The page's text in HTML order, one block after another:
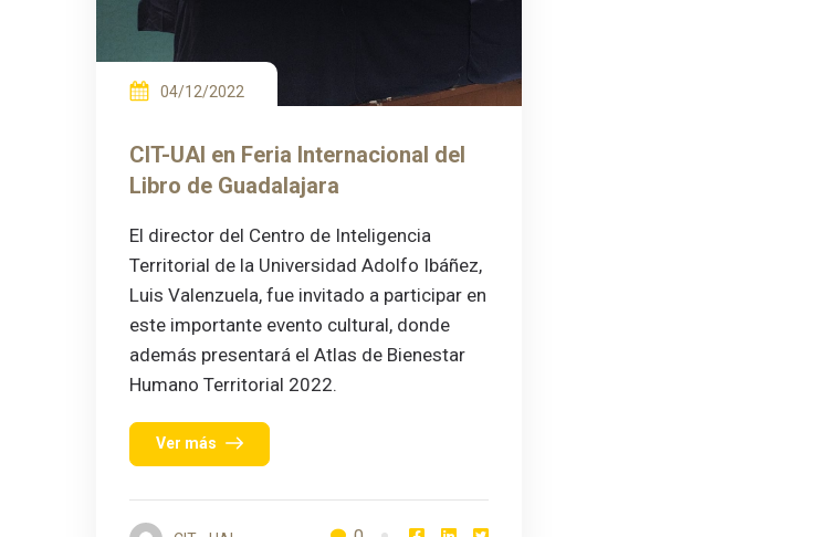
04/12/2022
CIT-UAI en Feria Internacional del
Libro de Guadalajara
El director del Centro de Inteligencia
Territorial de la Universidad Adolfo Ibáñez,
Luis Valenzuela, fue invitado a participar en
este importante evento cultural, donde
además presentará el Atlas de Bienestar
Humano Territorial 2022.
Ver más